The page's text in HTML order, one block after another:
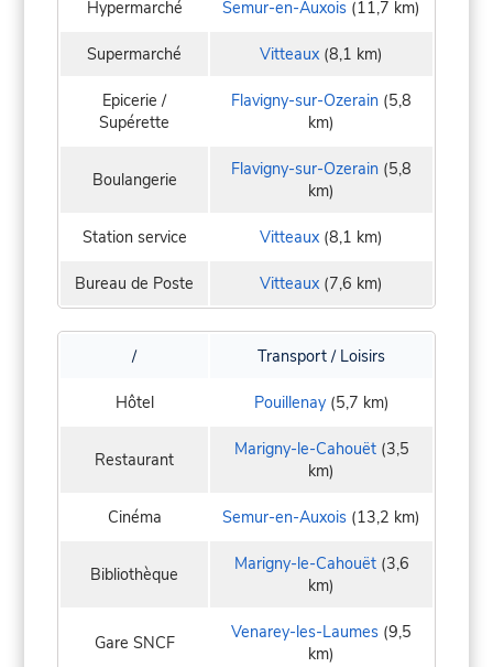
Hypermarché Semur-en-Auxois (11,7 km)
Supermarché Vitteaux (8,1 km)
Epicerie /
Supérette
Flavigny-sur-Ozerain (5,8
km)
Boulangerie Flavigny-sur-Ozerain (5,8
km)
Station service Vitteaux (8,1 km)
Bureau de Poste Vitteaux (7,6 km)
/ Transport / Loisirs
Hôtel Pouillenay(5,7 km)
Restaurant Marigny-le-Cahouët(3,5
km)
Cinéma Semur-en-Auxois (13,2 km)
Bibliothèque Marigny-le-Cahouët(3,6
km)
Gare SNCF Venarey-les-Laumes (9,5
km)